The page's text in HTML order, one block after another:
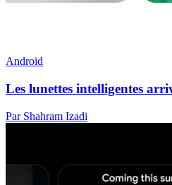
Android
Les lunettes intelligentes
Par Shahram Izadi